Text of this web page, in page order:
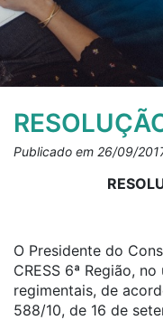
Publicado em 26/09/
O Presidente do
CRESS 6ª Região,
regimentais, de
588/10, de 16 de